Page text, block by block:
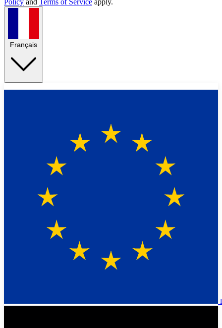
Policy and Terms of Service apply.
Français